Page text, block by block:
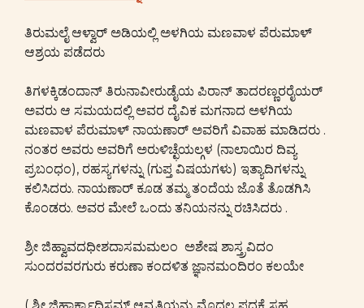
ತಿರುಮಲೈ ಆಳ್ವಾರ್ ಅಡಿಯಲ್ಲಿ ಅಳಗಿಯ ಮಣವಾಳ ಪೆರುಮಾಳ್
ಆಶ್ರಯ ಪಡೆದರು
ತಿಗಳಕ್ಕಿಡಂದಾನ್ ತಿರುನಾವೀರುಡೈಯ ಪಿರಾನ್ ತಾದರಣ್ಣರರೈಯರ್
ಅವರು ಆ ಸಮಯದಲ್ಲಿ ಅವರ ದೈವಿಕ ಮಗನಾದ ಅಳಗಿಯ
ಮಣವಾಳ ಪೆರುಮಾಳ್ ನಾಯಣಾರ್ ಅವರಿಗೆ ವಿವಾಹ ಮಾಡಿದರು .
ನಂತರ ಅವರು ಅವರಿಗೆ ಅರುಳಿಚ್ಛೆಯಲ್ಗಳ (ನಾಲಾಯಿರ ದಿವ್ಯ
ಪ್ರಬಂಧಂ), ರಹಸ್ಯಗಳನ್ನು (ಗುಪ್ತ ವಿಷಯಗಳು) ಇತ್ಯಾದಿಗಳನ್ನು
ಕಲಿಸಿದರು. ನಾಯಣಾರ್ ಕೂಡ ತಮ್ಮ ತಂದೆಯ ಜೊತೆ ತೊಡಗಿಸಿ
ಕೊಂಡರು. ಅವರ ಮೇಲೆ ಒಂದು ತನಿಯನನ್ನು ರಚಿಸಿದರು .
ಶ್ರೀ ಜಿಹ್ವಾವದಧೀಶದಾಸಮಮಲಂ ಅಶೇಷ ಶಾಸ್ತ್ರವಿದಂ
ಸುಂದರವರಗುರು ಕರುಣಾ ಕಂದಳಿತ ಜ್ಞಾನಮಂದಿರ೦ ಕಲಯೇ